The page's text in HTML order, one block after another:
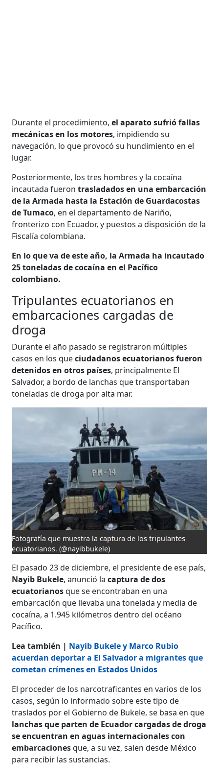
Durante el procedimiento, el aparato sufrió fallas
mecánicas en los motores, impidiendo su
navegación, lo que provocó su hundimiento en el
lugar.
Posteriormente, los tres hombres y la cocaína
incautada fuerontrasladados en una embarcación
de la Armada hasta la Estación de Guardacostas
de Tumaco, en el departamento de Nariño,
fronterizo con Ecuador, y puestos a disposición de la
Fiscalía colombiana.
En lo que va de este año, la Armada ha incautado
25 toneladas de cocaína en el Pacífico
colombiano.
Tripulantes ecuatorianos en
embarcaciones cargadas de
droga
Durante el año pasado se registraron múltiples
casos en los queciudadanos ecuatorianos fueron
detenidos en otros países, principalmente El
Salvador, a bordo de lanchas que transportaban
toneladas de droga por alta mar.
Fotografía que muestra la captura de los tripulantes
ecuatorianos. (@nayibbukele)
El pasado 23 de diciembre, el presidente de ese país,
Nayib Bukele, anunció lacaptura de dos
ecuatorianosque se encontraban en una
embarcación que llevaba una tonelada y media de
cocaína, a 1.945 kilómetros dentro del océano
Pacífico.
Lea también | Nayib Bukele y Marco Rubio
acuerdan deportar a El Salvador a migrantes que
cometan crímenes en Estados Unidos
El proceder de los narcotraficantes en varios de los
casos, según lo informado sobre este tipo de
traslados por el Gobierno de Bukele, se basa en que
lanchas que parten de Ecuador cargadas de droga
se encuentran en aguas internacionales con
embarcacionesque, a su vez, salen desde México
para recibir las sustancias.